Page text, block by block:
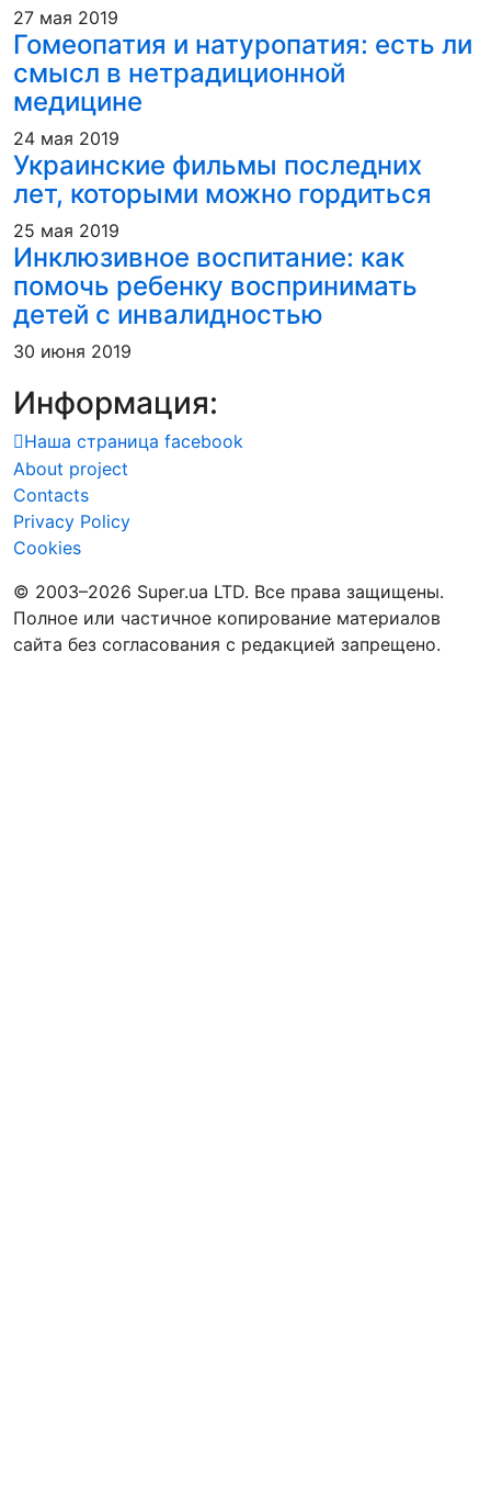
27 мая 2019
Гомеопатия и натуропатия: есть ли
смысл в нетрадиционной
медицине
24 мая 2019
Украинские фильмы последних
лет, которыми можно гордиться
25 мая 2019
Инклюзивное воспитание: как
помочь ребенку воспринимать
детей с инвалидностью
30 июня 2019
Информация:
Наша страница facebook
About project
Contacts
Privacy Policy
Cookies
© 2003–2026 Super.ua LTD. Все права защищены.
Полное или частичное копирование материалов
сайта без согласования с редакцией запрещено.